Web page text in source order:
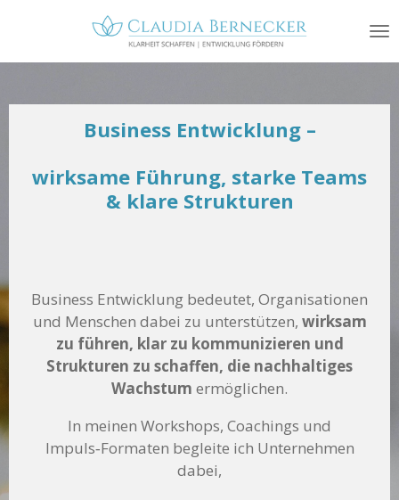
springen
Business Entwicklung –
wirksame Führung, starke Teams
& klare Strukturen
Business Entwicklung bedeutet, Organisationen
und Menschen dabei zu unterstützen, wirksam
zu führen, klar zu kommunizieren und
Strukturen zu schaffen, die nachhaltiges
Wachstum ermöglichen.
In meinen Workshops, Coachings und
Impuls‑Formaten begleite ich Unternehmen
dabei,